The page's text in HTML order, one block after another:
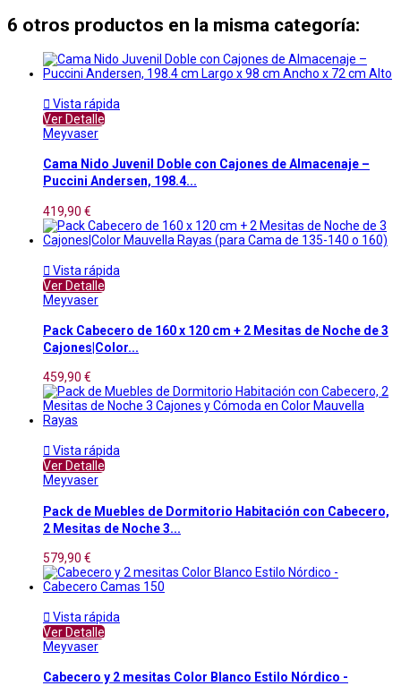
6 otros productos en la misma categoría:
 Vista rápida
Ver Detalle
Meyvaser
Cama Nido Juvenil Doble con Cajones de Almacenaje –
Puccini Andersen, 198.4...
419,90 €
 Vista rápida
Ver Detalle
Meyvaser
Pack Cabecero de 160 x 120 cm + 2 Mesitas de Noche de 3
Cajones|Color...
459,90 €
 Vista rápida
Ver Detalle
Meyvaser
Pack de Muebles de Dormitorio Habitación con Cabecero,
2 Mesitas de Noche 3...
579,90 €
 Vista rápida
Ver Detalle
Meyvaser
Cabecero y 2 mesitas Color Blanco Estilo Nórdico -